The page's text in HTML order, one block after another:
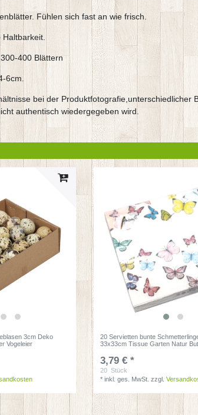
Fühlen sich fast an wie frisch.
Haltbarkeit.
400 Blättern
6cm.
bei der
authentisch wiedergegeben wird.
3cm Deko
Vogeleier
20 Servietten bunte
33x33cm Tissue Garten Natur
3,79 € *
20 Stück
*inkl. ges. MwSt. zzgl.